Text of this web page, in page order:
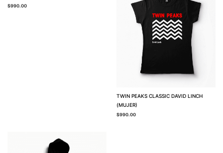
$990.00
TWIN PEAKS CLASSIC DAVID LINCH
(MUJER)
$990.00